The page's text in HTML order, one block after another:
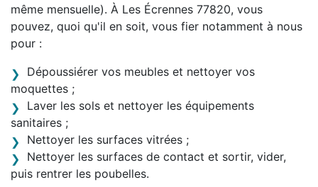
même mensuelle). À Les Écrennes 77820, vous
pouvez, quoi qu'il en soit, vous fier notamment à nous
pour :
Dépoussiérer vos meubles et nettoyer vos
moquettes ;
Laver les sols et nettoyer les équipements
sanitaires ;
Nettoyer les surfaces vitrées ;
Nettoyer les surfaces de contact et sortir, vider,
puis rentrer les poubelles.